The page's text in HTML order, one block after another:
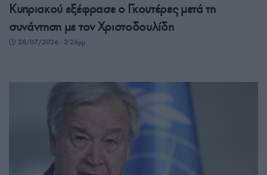
Κυπριακού εξέφρασε ο Γκουτέρες μετά τη
συνάντηση με τον Χριστοδουλίδη
28/07/2026 - 2:26μμ